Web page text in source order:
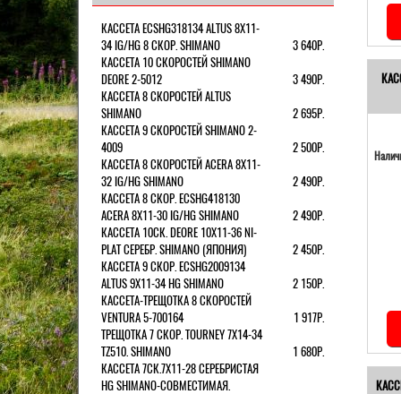
КАССЕТА ECSHG318134 ALTUS 8Х11-
34 IG/HG 8 СКОР. SHIMANO
3 640Р.
КАССЕТА 10 СКОРОСТЕЙ SHIMANO
DEORE 2-5012
3 490Р.
КАССЕТА 8 СКОРОСТЕЙ ALTUS
SHIMANO
2 695Р.
КАССЕТА 9 СКОРОСТЕЙ SHIMANO 2-
4009
2 500Р.
КАССЕТА 8 СКОРОСТЕЙ ACERA 8Х11-
32 IG/HG SHIMANO
2 490Р.
КАССЕТА 8 СКОР. ECSHG418130
ACERA 8Х11-30 IG/HG SHIMANO
2 490Р.
КАССЕТА 10СК. DEORE 10Х11-36 NI-
PLAT СЕРЕБР. SHIMANO (ЯПОНИЯ)
2 450Р.
КАССЕТА 9 СКОР. ECSHG2009134
ALTUS 9Х11-34 HG SHIMANO
2 150Р.
КАССЕТА-ТРЕЩОТКА 8 СКОРОСТЕЙ
VENTURA 5-700164
1 917Р.
ТРЕЩОТКА 7 СКОР. TOURNEY 7Х14-34
TZ510. SHIMANO
1 680Р.
КАССЕТА 7СК.7Х11-28 СЕРЕБРИСТАЯ
HG SHIMANO-СОВМЕСТИМАЯ.